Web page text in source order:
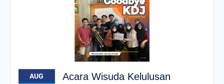
AUG
Acara Wisuda Kelulusan